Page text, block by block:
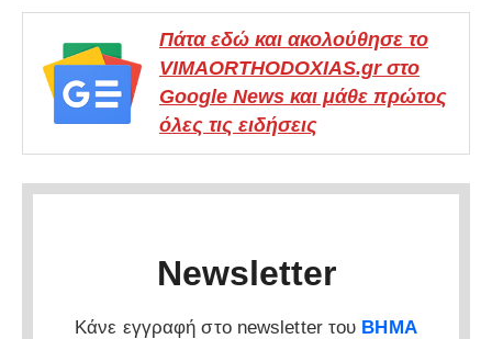
Πάτα εδώ και ακολούθησε το
VIMAORTHODOXIAS.gr στο
Google News και μάθε πρώτος
όλες τις ειδήσεις
Newsletter
Κάνε εγγραφή στο newsletter του ΒΗΜΑ